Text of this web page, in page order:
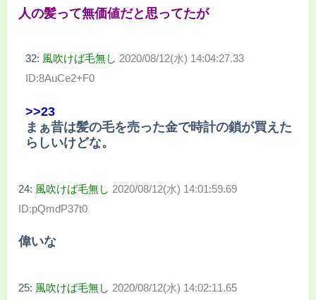
人の髪って無価値だと思ってたが
32: 風吹けば毛無し 2020/08/12(水) 14:04:27.33
ID:8AuCe2+F0
>>23
まぁ昔は髪の毛を売った金で時計の鎖が買えた
らしいけどな。
24: 風吹けば毛無し 2020/08/12(水) 14:01:59.69
ID:pQmdP37t0
偉いな
25: 風吹けば毛無し 2020/08/12(水) 14:02:11.65